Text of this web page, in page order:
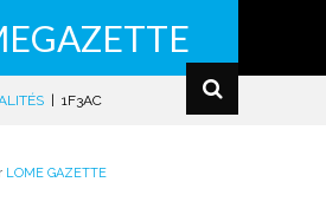
1F3AC
LOME GAZETTE